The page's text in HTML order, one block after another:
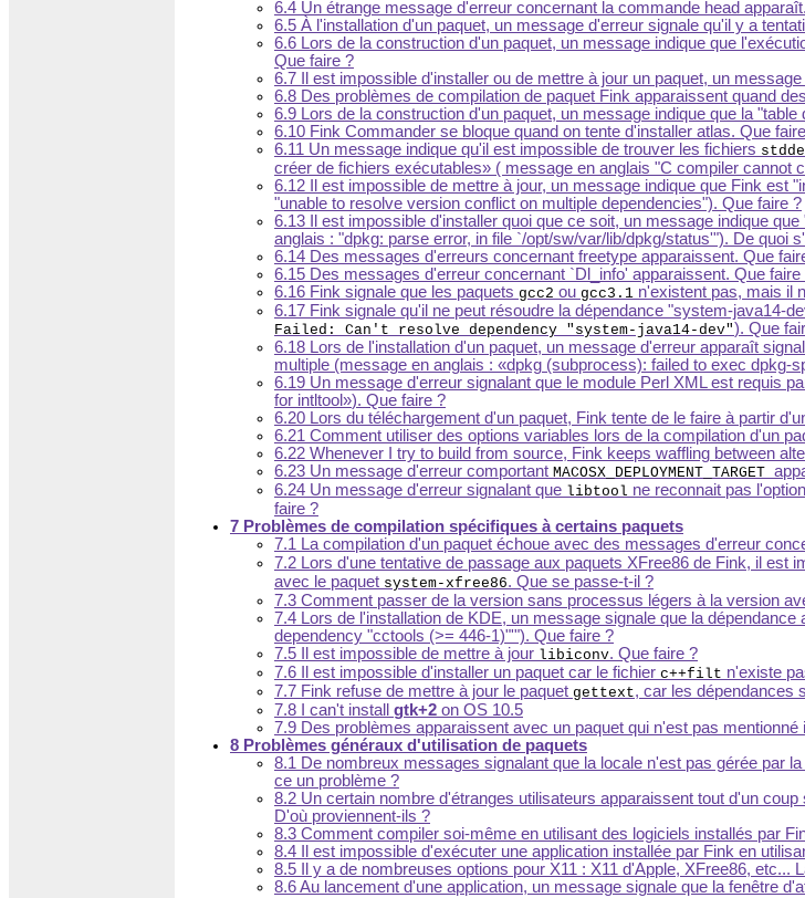
6.4 Un étrange message d'erreur concernant la commande head
6.5 À l'installation d'un paquet, un message d'erreur signale qu'il y a
6.6 Lors de la construction d'un paquet, un message indique que
Que faire ?
6.7 Il est impossible d'installer ou de mettre à jour un paquet, un
6.8 Des problèmes de compilation de paquet Fink apparaissent quand
6.9 Lors de la construction d'un paquet, un message indique que la
6.10 Fink Commander se bloque quand on tente d'installer atlas. Que
6.11 Un message indique qu'il est impossible de trouver les fichiers
créer de fichiers exécutables
( message en anglais "C compiler cannot
6.12 Il est impossible de mettre à jour, un message indique que Fink est
"unable to resolve version conflict on multiple dependencies"). Que faire ?
6.13 Il est impossible d'installer quoi que ce soit, un message indique
anglais : "dpkg: parse error, in file `/opt/sw/var/lib/dpkg/status'"). De quoi
6.14 Des messages d'erreurs concernant freetype apparaissent. Que
6.15 Des messages d'erreur concernant `Dl_info' apparaissent. Que faire
6.16 Fink signale que les paquets gcc2 ou gcc3.1 n'existent pas, mais il
6.17 Fink signale qu'il ne peut résoudre la dépendance "system-java14-
Failed: Can't resolve dependency "system-java14-dev"). Que
6.18 Lors de l'installation d'un paquet, un message d'erreur apparaît
multiple (message en anglais :
dpkg (subprocess): failed to exec dpkg-
6.19 Un message d'erreur signalant que le module Perl XML est requis
for intltool
). Que faire ?
6.20 Lors du téléchargement d'un paquet, Fink tente de le faire à partir
6.21 Comment utiliser des options variables lors de la compilation d'un
6.22 Whenever I try to build from source, Fink keeps waffling between
6.23 Un message d'erreur comportant MACOSX_DEPLOYMENT_TARGET
6.24 Un message d'erreur signalant que libtool ne reconnait pas
faire ?
7 Problèmes de compilation spécifiques à certains paquets
7.1 La compilation d'un paquet échoue avec des messages d'erreur
7.2 Lors d'une tentative de passage aux paquets XFree86 de Fink, il est
avec le paquet system-xfree86. Que se passe-t-il ?
7.3 Comment passer de la version sans processus légers à la version
7.4 Lors de l'installation de KDE, un message signale que la
dependency "cctools (>= 446-1)"'"). Que faire ?
7.5 Il est impossible de mettre à jour libiconv. Que faire ?
7.6 Il est impossible d'installer un paquet car le fichier c++filt n'existe
7.7 Fink refuse de mettre à jour le paquet gettext, car les dépendances
7.8 I can't install gtk+2 on OS 10.5
7.9 Des problèmes apparaissent avec un paquet qui n'est pas mentionné
8 Problèmes généraux d'utilisation de paquets
8.1 De nombreux messages signalant que la locale n'est pas gérée par
ce un problème ?
8.2 Un certain nombre d'étranges utilisateurs apparaissent tout d'un
D'où proviennent-ils ?
8.3 Comment compiler soi-même en utilisant des logiciels installés par
8.4 Il est impossible d'exécuter une application installée par Fink en
8.5 Il y a de nombreuses options pour X11 : X11 d'Apple, XFree86, etc...
8.6 Au lancement d'une application, un message signale que la fenêtre